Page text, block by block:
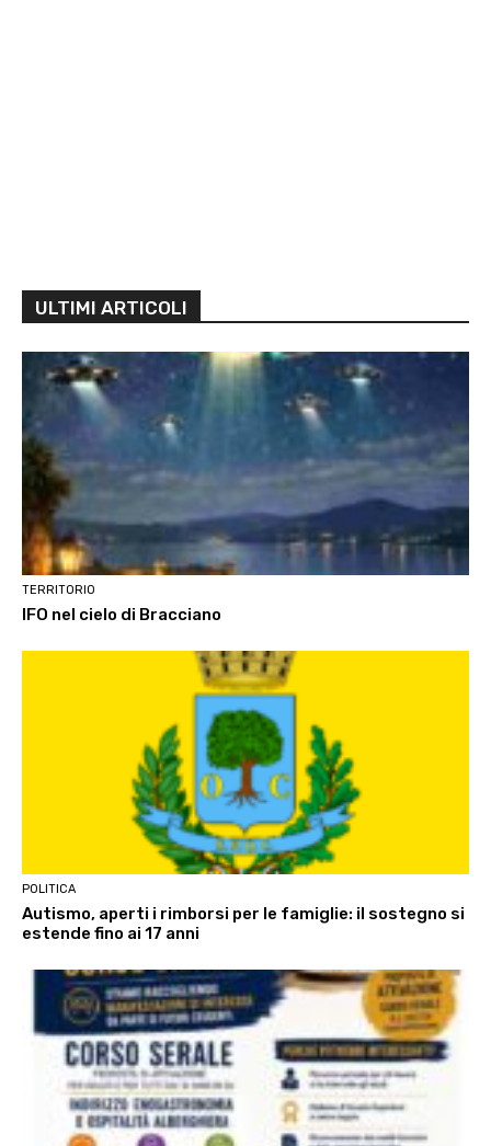
ULTIMI ARTICOLI
TERRITORIO
IFO nel cielo di Bracciano
POLITICA
Autismo, aperti i rimborsi per le famiglie: il sostegno si
estende fino ai 17 anni